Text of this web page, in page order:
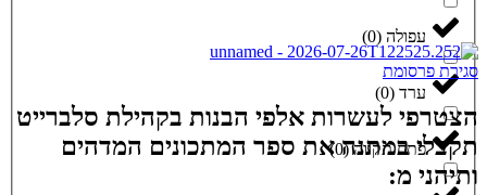
עפולה (
0
)
ערד (
0
)
פתח תקווה(
0
)
סגירת פרסומת
הצטרפי לעשרות אלפי הבנות בקהילת סלברייט
תקבלי במתנה את ספר המתכונים המדהים
ותיהני מ: